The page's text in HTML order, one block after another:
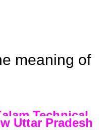
meaning of
Technical
Uttar Pradesh